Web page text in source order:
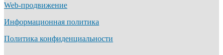
Web-продвижение
Информационная политика
Политика конфиденциальности